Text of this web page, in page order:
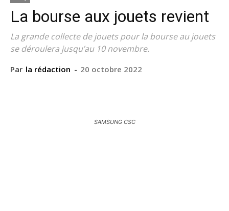
La bourse aux jouets revient
La grande collecte de jouets pour la bourse au jouets
se déroulera jusqu’au 10 novembre.
Par la rédaction - 20 octobre 2022
SAMSUNG CSC